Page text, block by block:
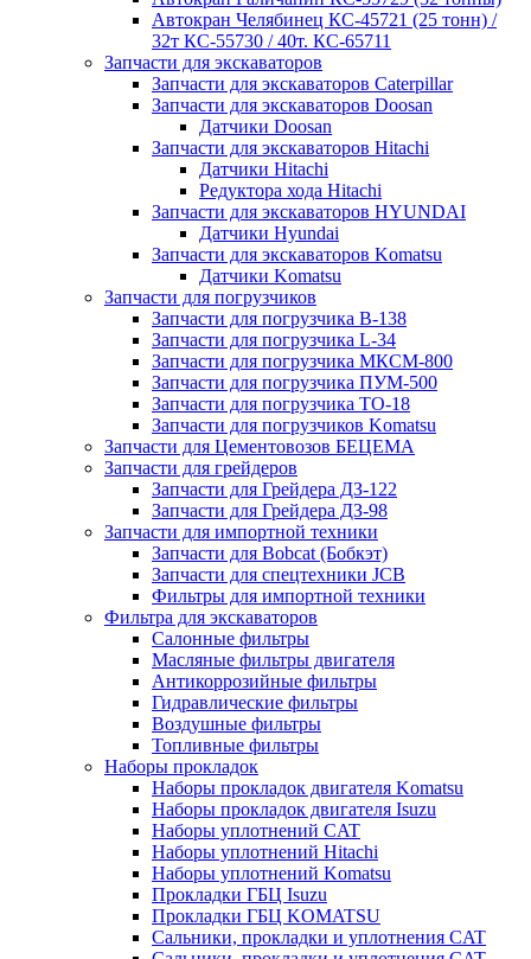
Автокран Челябинец КС-45721 (25 тонн) /
32т КС-55730 / 40т. КС-65711
Запчасти для экскаваторов
Запчасти для экскаваторов Caterpillar
Запчасти для экскаваторов Doosan
Датчики Doosan
Запчасти для экскаваторов Hitachi
Датчики Hitachi
Редуктора хода Hitachi
Запчасти для экскаваторов HYUNDAI
Датчики Hyundai
Запчасти для экскаваторов Komatsu
Датчики Komatsu
Запчасти для погрузчиков
Запчасти для погрузчика B-138
Запчасти для погрузчика L-34
Запчасти для погрузчика МКСМ-800
Запчасти для погрузчика ПУМ-500
Запчасти для погрузчика ТО-18
Запчасти для погрузчиков Komatsu
Запчасти для Цементовозов БЕЦЕМА
Запчасти для грейдеров
Запчасти для Грейдера ДЗ-122
Запчасти для Грейдера ДЗ-98
Запчасти для импортной техники
Запчасти для Bobcat (Бобкэт)
Запчасти для спецтехники JCB
Фильтры для импортной техники
Фильтра для экскаваторов
Салонные фильтры
Масляные фильтры двигателя
Антикоррозийные фильтры
Гидравлические фильтры
Воздушные фильтры
Топливные фильтры
Наборы прокладок
Наборы прокладок двигателя Komatsu
Наборы прокладок двигателя Isuzu
Наборы уплотнений CAT
Наборы уплотнений Hitachi
Наборы уплотнений Komatsu
Прокладки ГБЦ Isuzu
Прокладки ГБЦ KOMATSU
Сальники, прокладки и уплотнения CAT